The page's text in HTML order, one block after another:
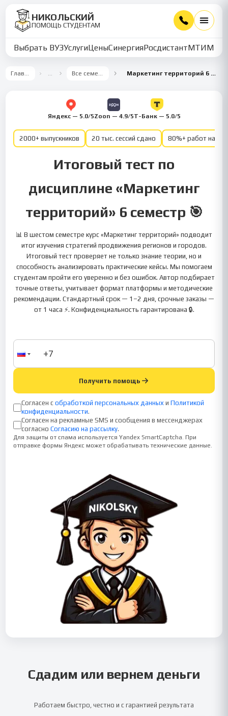
НИКОЛЬСКИЙ
ПОМОЩЬ СТУДЕНТАМ
Выбрать ВУЗУслугиЦеныСинергияРосдистантМТИММУ
Главная … Все семестры Маркетинг территорий 6 семестр
Яндекс — 5.0/5Zoon — 4.9/5Т-Банк — 5.0/5
2000+ выпускников 20 тыс. сессий сдано 80%+ работ на
Итоговый тест по
дисциплине «Маркетинг
территорий» 6 семестр 🎯
📊 В шестом семестре курс «Маркетинг территорий» подводит
итог изучения стратегий продвижения регионов и городов.
Итоговый тест проверяет не только знание теории, но и
способность анализировать практические кейсы. Мы помогаем
студентам пройти его уверенно и без ошибок. Автор подбирает
точные ответы, учитывает формат платформы и методические
рекомендации. Стандартный срок — 1–2 дня, срочные заказы —
от 1 часа ⚡. Конфиденциальность гарантирована 🔒.
Получить помощь
Согласен с обработкой персональных данных и Политикой
конфиденциальности.
Согласен на рекламные SMS и сообщения в мессенджерах
согласно Согласию на рассылку.
Для защиты от спама используется Yandex SmartCaptcha. При
отправке формы Яндекс может обрабатывать технические данные.
Сдадим или вернем деньги
Работаем быстро, честно и с гарантией результата